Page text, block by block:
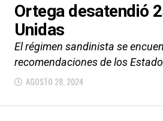
Ortega desatendió
Unidas
El régimen sandinista se
recomendaciones de los
AGOSTO 28, 2024